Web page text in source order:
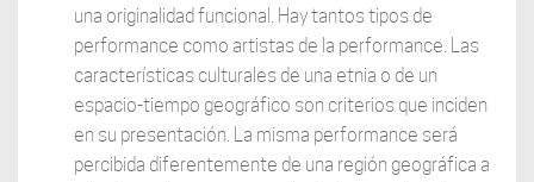
una originalidad funcional. Hay tantos tipos de
performance como artistas de la performance. Las
características culturales de una etnia o de un
espacio-tiempo geográfico son criterios que inciden
en su presentación. La misma performance será
percibida diferentemente de una región geográfica a